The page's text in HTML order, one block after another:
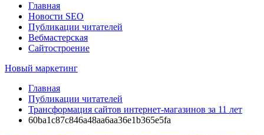
Главная
Новости SEO
Публикации читателей
Вебмастерская
Сайтостроение
Новый маркетинг
Главная
Публикации читателей
Трансформация сайтов интернет-магазинов за 11 лет
60ba1c87c846a48aa6aa36e1b365e5fa